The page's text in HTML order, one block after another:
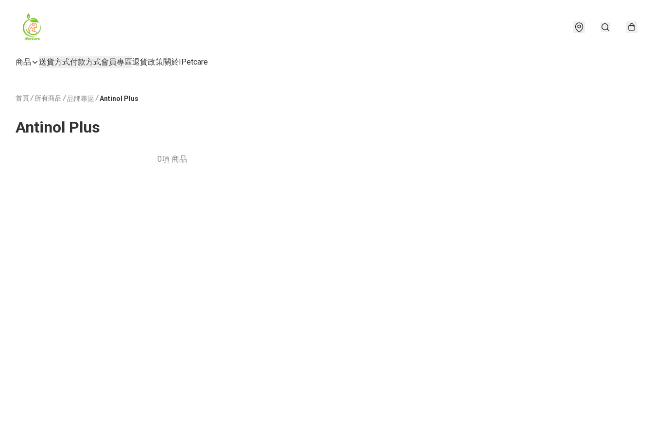
商品 送貨方式付款方式會員專區退貨政策關於IPetcare
首頁/ 所有商品 /品牌專區 /Antinol Plus
Antinol Plus
0項 商品